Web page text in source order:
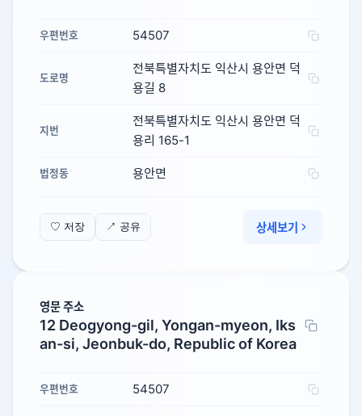
우편번호 54507
도로명
전북특별자치도 익산시 용안면 덕
용길 8
지번
전북특별자치도 익산시 용안면 덕
용리 165-1
법정동 용안면
♡ 저장 ↗ 공유 상세보기
영문 주소
12 Deogyong-gil, Yongan-myeon, Iks
an-si, Jeonbuk-do, Republic of Korea
우편번호 54507